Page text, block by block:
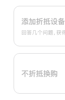
Apple
Trade
换
购
划：
添加折抵设备
回答几个问题，获
不折抵换购